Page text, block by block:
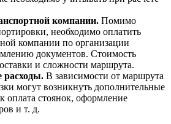
компании. Помимо
необходимо оплатить
компании по организации
документов. Стоимость
и сложности маршрута.
расходы. В зависимости от маршрута
могут возникнуть дополнительные
оплата стоянок, оформление
и т. д.